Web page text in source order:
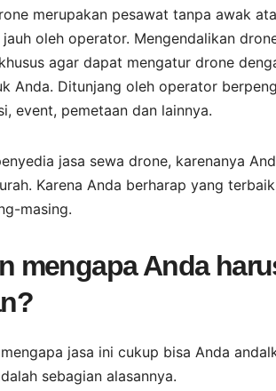
merupakan pesawat tanpa awak
oleh operator. Mengendalikan
agar dapat mengatur drone
Anda. Ditunjang oleh operator
event, pemetaan dan lainnya.
jasa sewa drone, karenanya
Karena Anda berharap yang
masing.
mengapa Anda
jasa ini cukup bisa Anda
sebagian alasannya.